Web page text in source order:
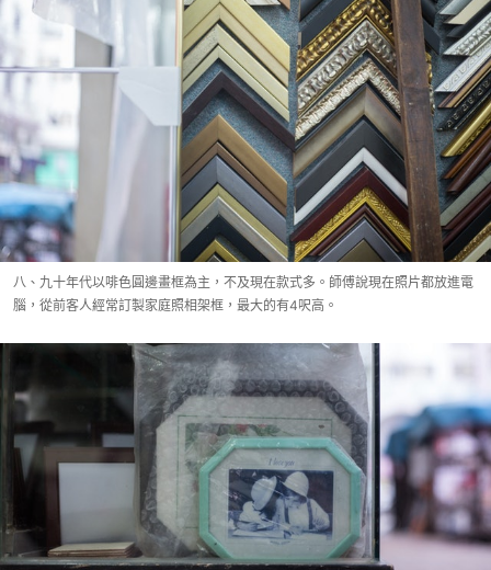
八、九十年代以啡色圓邊畫框為主，不及現在款式多。師傅說現在照片都放進電
腦，從前客人經常訂製家庭照相架框，最大的有4呎高。